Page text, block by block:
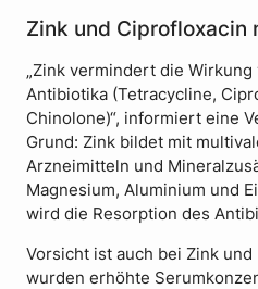
Zink und Ciprofloxacin
„Zink vermindert die
Antibiotika (Tetracycline,
Chinolone)“, informiert eine
Grund: Zink bildet mit
Arzneimitteln und
Magnesium, Aluminium und
wird die Resorption des
Vorsicht ist auch bei Zink
wurden erhöhte